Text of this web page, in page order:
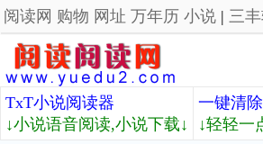
阅读网 购物 网址 万年历 小说 | 三
TxT小说阅读器
↓小说语音阅读,小说下载↓
一键清
↓轻轻一